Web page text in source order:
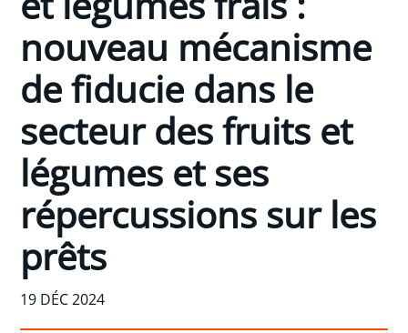
nouveau mécanisme
de fiducie dans le
secteur des fruits et
légumes et ses
répercussions sur les
prêts
19 DÉC 2024